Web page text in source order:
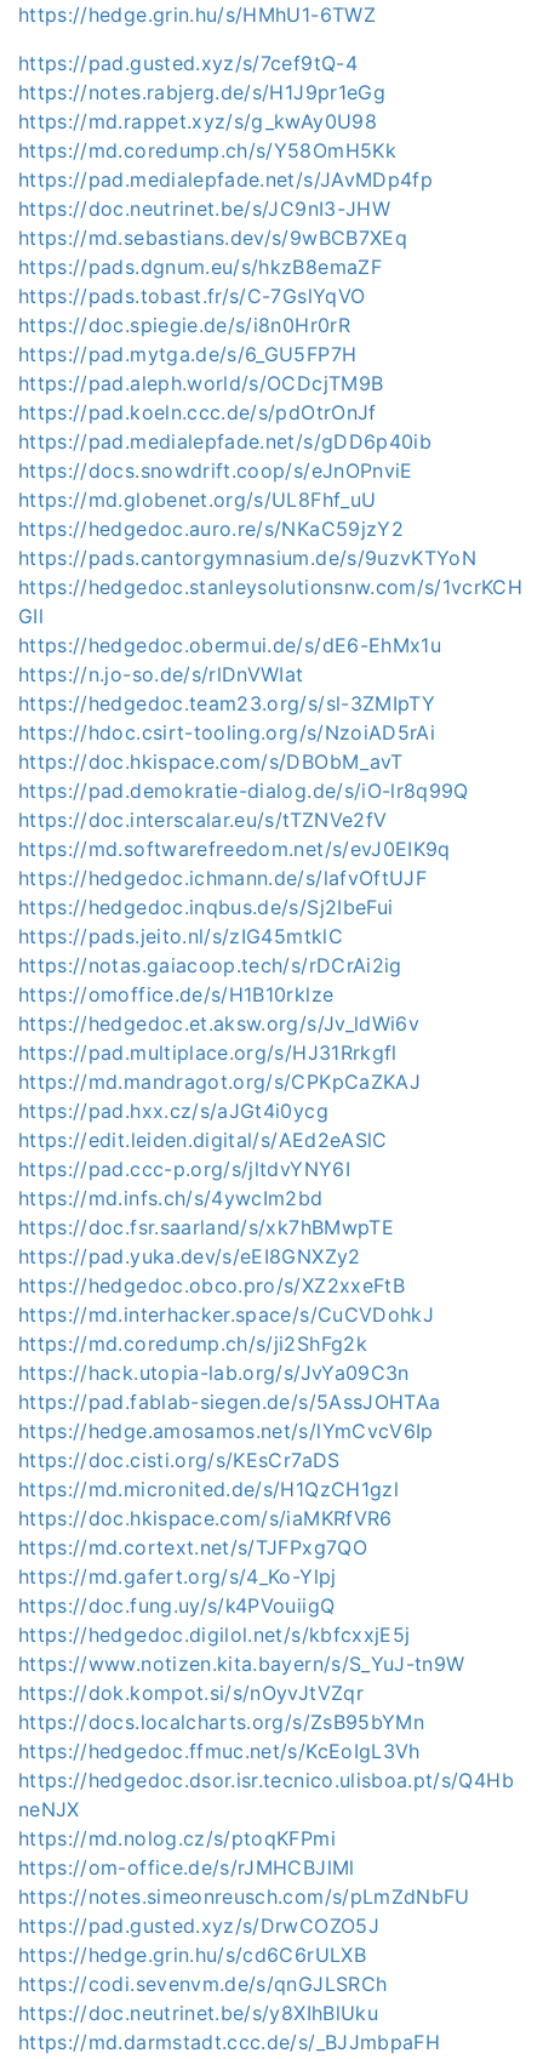
https://hedge.grin.hu/s/HMhU1-6TWZ
https://pad.gusted.xyz/s/7cef9tQ-4
https://notes.rabjerg.de/s/H1J9pr1eGg
https://md.rappet.xyz/s/g_kwAy0U98
https://md.coredump.ch/s/Y58OmH5Kk
https://pad.medialepfade.net/s/JAvMDp4fp
https://doc.neutrinet.be/s/JC9nI3-JHW
https://md.sebastians.dev/s/9wBCB7XEq
https://pads.dgnum.eu/s/hkzB8emaZF
https://pads.tobast.fr/s/C-7GslYqVO
https://doc.spiegie.de/s/i8n0Hr0rR
https://pad.mytga.de/s/6_GU5FP7H
https://pad.aleph.world/s/OCDcjTM9B
https://pad.koeln.ccc.de/s/pdOtrOnJf
https://pad.medialepfade.net/s/gDD6p40ib
https://docs.snowdrift.coop/s/eJnOPnviE
https://md.globenet.org/s/UL8Fhf_uU
https://hedgedoc.auro.re/s/NKaC59jzY2
https://pads.cantorgymnasium.de/s/9uzvKTYoN
https://hedgedoc.stanleysolutionsnw.com/s/1vcrKCH
GIl
https://hedgedoc.obermui.de/s/dE6-EhMx1u
https://n.jo-so.de/s/rlDnVWIat
https://hedgedoc.team23.org/s/sl-3ZMIpTY
https://hdoc.csirt-tooling.org/s/NzoiAD5rAi
https://doc.hkispace.com/s/DBObM_avT
https://pad.demokratie-dialog.de/s/iO-lr8q99Q
https://doc.interscalar.eu/s/tTZNVe2fV
https://md.softwarefreedom.net/s/evJ0EIK9q
https://hedgedoc.ichmann.de/s/lafvOftUJF
https://hedgedoc.inqbus.de/s/Sj2IbeFui
https://pads.jeito.nl/s/zIG45mtklC
https://notas.gaiacoop.tech/s/rDCrAi2ig
https://omoffice.de/s/H1B10rklze
https://hedgedoc.et.aksw.org/s/Jv_ldWi6v
https://pad.multiplace.org/s/HJ31Rrkgfl
https://md.mandragot.org/s/CPKpCaZKAJ
https://pad.hxx.cz/s/aJGt4i0ycg
https://edit.leiden.digital/s/AEd2eASlC
https://pad.ccc-p.org/s/jltdvYNY6I
https://md.infs.ch/s/4ywcIm2bd
https://doc.fsr.saarland/s/xk7hBMwpTE
https://pad.yuka.dev/s/eEI8GNXZy2
https://hedgedoc.obco.pro/s/XZ2xxeFtB
https://md.interhacker.space/s/CuCVDohkJ
https://md.coredump.ch/s/ji2ShFg2k
https://hack.utopia-lab.org/s/JvYa09C3n
https://pad.fablab-siegen.de/s/5AssJOHTAa
https://hedge.amosamos.net/s/lYmCvcV6Ip
https://doc.cisti.org/s/KEsCr7aDS
https://md.micronited.de/s/H1QzCH1gzl
https://doc.hkispace.com/s/iaMKRfVR6
https://md.cortext.net/s/TJFPxg7QO
https://md.gafert.org/s/4_Ko-Ylpj
https://doc.fung.uy/s/k4PVouiigQ
https://hedgedoc.digilol.net/s/kbfcxxjE5j
https://www.notizen.kita.bayern/s/S_YuJ-tn9W
https://dok.kompot.si/s/nOyvJtVZqr
https://docs.localcharts.org/s/ZsB95bYMn
https://hedgedoc.ffmuc.net/s/KcEoIgL3Vh
https://hedgedoc.dsor.isr.tecnico.ulisboa.pt/s/Q4Hb
neNJX
https://md.nolog.cz/s/ptoqKFPmi
https://om-office.de/s/rJMHCBJlMl
https://notes.simeonreusch.com/s/pLmZdNbFU
https://pad.gusted.xyz/s/DrwCOZO5J
https://hedge.grin.hu/s/cd6C6rULXB
https://codi.sevenvm.de/s/qnGJLSRCh
https://doc.neutrinet.be/s/y8XIhBlUku
https://md.darmstadt.ccc.de/s/_BJJmbpaFH